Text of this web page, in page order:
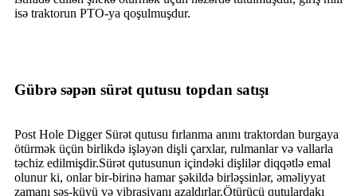
isə traktorun PTO-ya qoşulmuşdur.
Gübrə səpən sürət qutusu topdan satışı
Post Hole Digger Sürət qutusu fırlanma anını traktordan burgaya
ötürmək üçün birlikdə işləyən dişli çarxlar, rulmanlar və vallarla
təchiz edilmişdir.Sürət qutusunun içindəki dişlilər diqqətlə emal
olunur ki, onlar bir-birinə hamar şəkildə birləşsinlər, əməliyyat
zamanı səs-küyü və vibrasiyanı azaldırlar.Ötürücü qutulardakı